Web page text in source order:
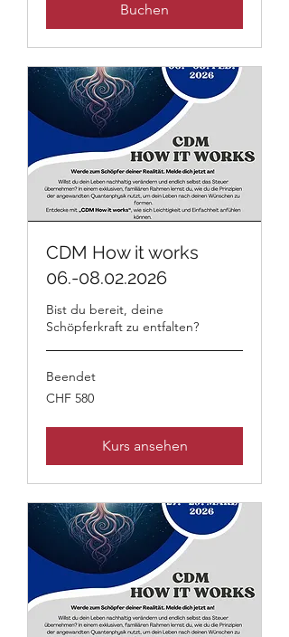
Buchen
CDM How it works
06.-08.02.2026
Bist du bereit, deine
Schöpferkraft zu entfalten?
Beendet
580
Schweizer
CHF 580
Kurs ansehen